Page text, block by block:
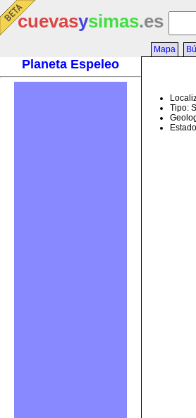
cuevasysimas.es
Planeta Espeleo
Mapa
Tipo: